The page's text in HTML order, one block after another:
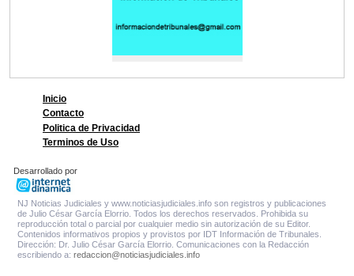
Inicio
Contacto
Politica de Privacidad
Terminos de Uso
Desarrollado por
NJ Noticias Judiciales y www.noticiasjudiciales.info son registros y publicaciones
de Julio César García Elorrio. Todos los derechos reservados. Prohibida su
reproducción total o parcial por cualquier medio sin autorización de su Editor.
Contenidos informativos propios y provistos por IDT Información de Tribunales.
Dirección: Dr. Julio César García Elorrio. Comunicaciones con la Redacción
escribiendo a: redaccion@noticiasjudiciales.info